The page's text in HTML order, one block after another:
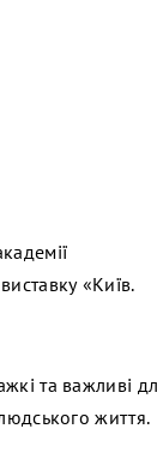
«Київ.
та важливі
життя.